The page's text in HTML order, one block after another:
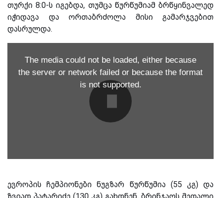
თურქი 8:0-ს იგებდა, თუმცა წურწუმიამ ბრწყინვალედ
იჭიდავა და ორთაბრძოლა მისი გამარჯვებით
დასრულდა.
The media could not be loaded, either because
the server or network failed or because the format
is not supported.
ევროპის ჩემპიონები ნუგზარ წურწუმია (55 კგ) და